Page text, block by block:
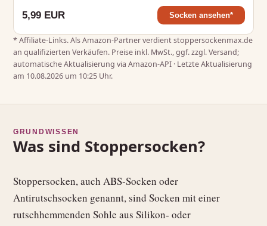
5,99 EUR Socken ansehen*
* Affiliate‑Links. Als Amazon‑Partner verdient stoppersockenmax.de
an qualifizierten Verkäufen. Preise inkl. MwSt., ggf. zzgl. Versand;
automatische Aktualisierung via Amazon-API · Letzte Aktualisierung
am 10.08.2026 um 10:25 Uhr.
GRUNDWISSEN
Was sind Stoppersocken?
Stoppersocken, auch ABS‑Socken oder
Antirutschsocken genannt, sind Socken mit einer
rutschhemmenden Sohle aus Silikon‑ oder